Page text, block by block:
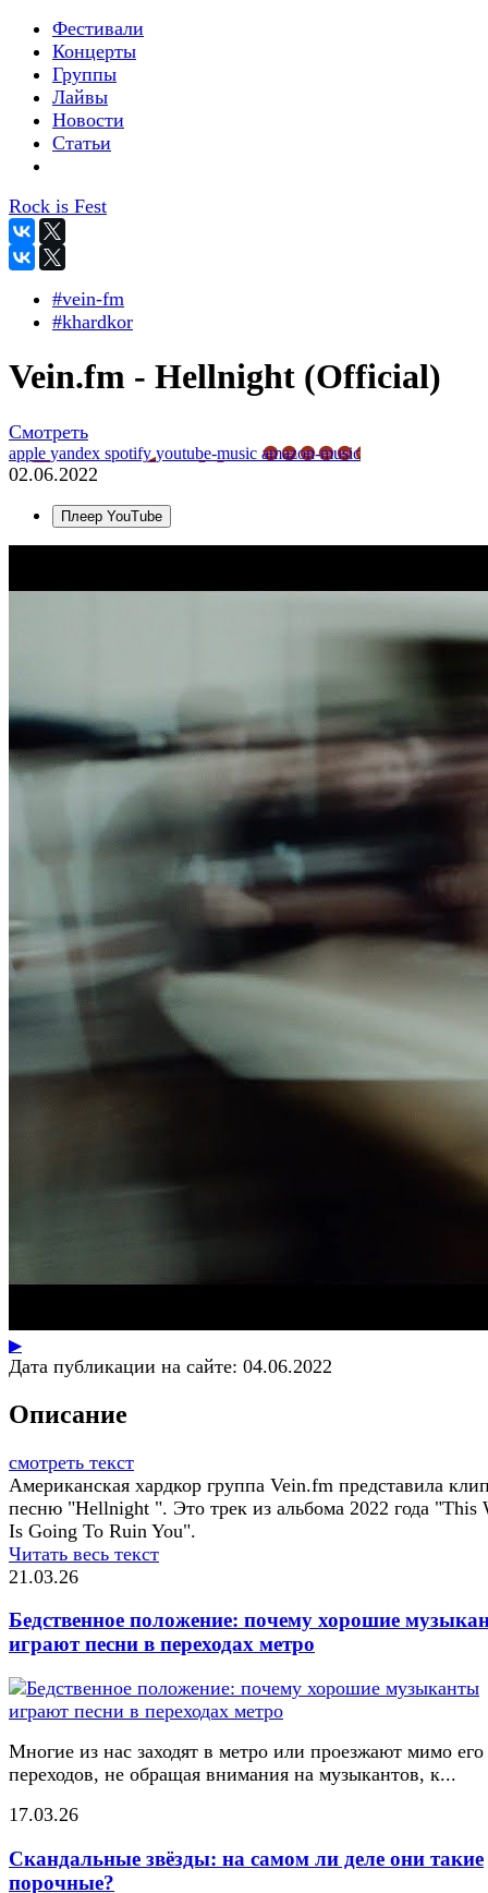
Фестивали
Концерты
Группы
Лайвы
Новости
Статьи
Rock is Fest
#vein-fm
#khardkor
Vein.fm - Hellnight (Official)
Смотреть
apple yandex spotifyyoutube-music amazon-music
02.06.2022
Плеер YouTube
▶
Дата публикации на сайте: 04.06.2022
Описание
смотреть текст
Американская хардкор группа Vein.fm представила
песню "Hellnight ". Это трек из альбома 2022 года "This
Is Going To Ruin You".
Читать весь текст
21.03.26
Бедственное положение: почему хорошие
играют песни в переходах метро
Многие из нас заходят в метро или проезжают мимо его
переходов, не обращая внимания на музыкантов, к...
17.03.26
Скандальные звёзды: на самом ли деле они такие
порочные?